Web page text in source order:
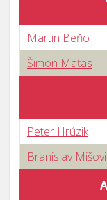
Martin Beňo
Šimon Maťas
Peter Hrúzik
Branislav